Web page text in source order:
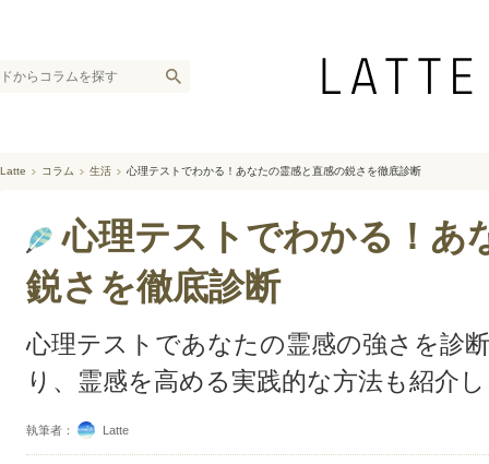
Latte コラム 生活 心理テストでわかる！あなたの霊感と直感の鋭さを徹底診断
心理テストでわかる！あ
鋭さを徹底診断
心理テストであなたの霊感の強さを診
り、霊感を高める実践的な方法も紹介
執筆者： Latte